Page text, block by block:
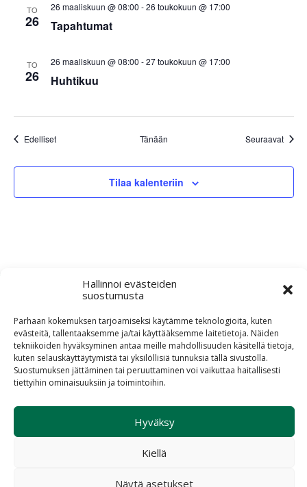
Hallinnoi evästeiden
suostumusta
Parhaan kokemuksen tarjoamiseksi käytämme teknologioita, kuten
evästeitä, tallentaaksemme ja/tai käyttääksemme laitetietoja. Näiden
tekniikoiden hyväksyminen antaa meille mahdollisuuden käsitellä tietoja,
kuten selauskäyttäytymistä tai yksilöllisiä tunnuksia tällä sivustolla.
Suostumuksen jättäminen tai peruuttaminen voi vaikuttaa haitallisesti
tiettyihin ominaisuuksiin ja toimintoihin.
Hyväksy
Kiellä
Näytä asetukset
TO
26 Tapahtumat
26 maaliskuun @ 08:00 -26 toukokuun @ 17:00
TO
26 Huhtikuu
26 maaliskuun @ 08:00 -27 toukokuun @ 17:00
EdellisetTapahtumat Tänään Seuraavat
Tilaa kalenteriin
Evästekäytäntö (EU)
© 2026 Aivovammaliitto ry